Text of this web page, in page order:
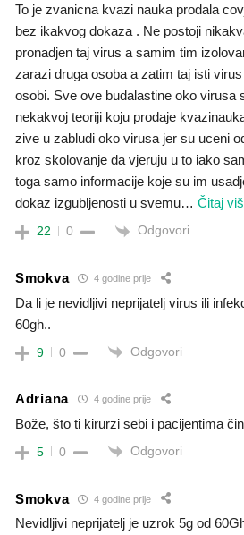
To je zvanicna kvazi nauka prodala
bez ikakvog dokaza . Ne postoji
pronadjen taj virus a samim tim
zarazi druga osoba a zatim taj isti
osobi. Sve ove budalastine oko virusa
nekakvoj teoriji koju prodaje
zive u zabludi oko virusa jer su uceni
kroz skolovanje da vjeruju u to iako
toga samo informacije koje su im
dokaz izgubljenosti u svemu… Čitaj
22 0 Odgovori
Smokva 4 godine prije
Da li je nevidljivi neprijatelj virus ili
60gh..
9 0 Odgovori
Adriana 4 godine prije
Bože, što ti kirurzi sebi i pacijentima
5 0 Odgovori
Smokva 4 godine prije
Nevidljivi neprijatelj je uzrok 5g od